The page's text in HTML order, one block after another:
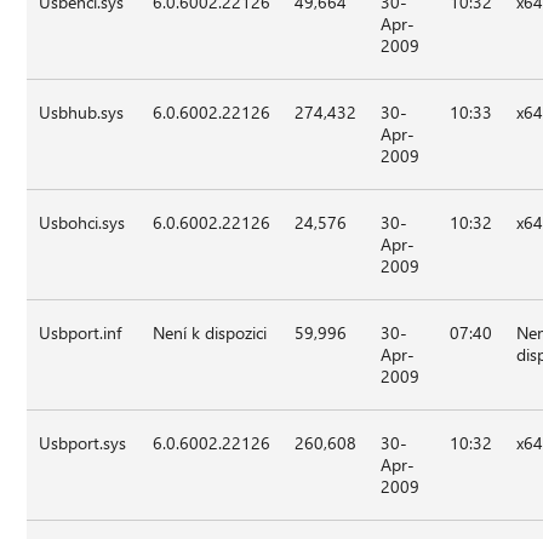
Apr-
2009
Usbhub.sys 6.0.6002.22126 274,432
30-
Apr-
2009
10:33 x64
Usbohci.sys 6.0.6002.22126 24,576
30-
Apr-
2009
10:32 x64
Usbport.inf Není k dispozici 59,996
30-
Apr-
2009
07:40
Usbport.sys 6.0.6002.22126 260,608
30-
Apr-
2009
10:32 x64